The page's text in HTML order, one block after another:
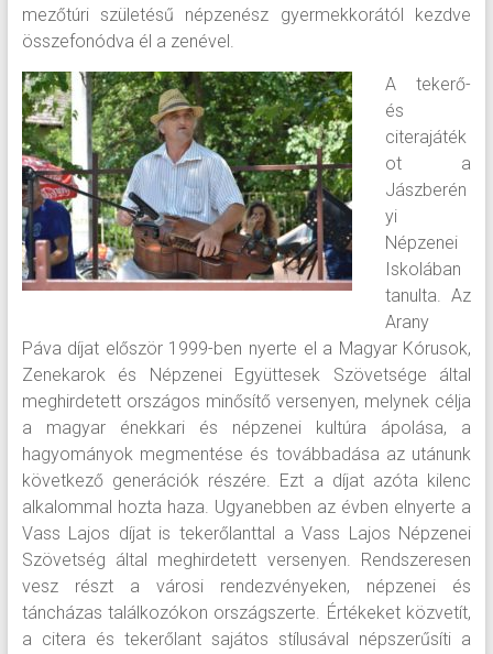
mezőtúri születésű népzenész gyermekkorától kezdve
összefonódva él a zenével.
A tekerő-
és
citerajáték
ot a
Jászberén
yi
Népzenei
Iskolában
tanulta. Az
Arany
Páva díjat először 1999-ben nyerte el a Magyar Kórusok,
Zenekarok és Népzenei Együttesek Szövetsége által
meghirdetett országos minősítő versenyen, melynek célja
a magyar énekkari és népzenei kultúra ápolása, a
hagyományok megmentése és továbbadása az utánunk
következő generációk részére. Ezt a díjat azóta kilenc
alkalommal hozta haza. Ugyanebben az évben elnyerte a
Vass Lajos díjat is tekerőlanttal a Vass Lajos Népzenei
Szövetség által meghirdetett versenyen. Rendszeresen
vesz részt a városi rendezvényeken, népzenei és
táncházas találkozókon országszerte. Értékeket közvetít,
a citera és tekerőlant sajátos stílusával népszerűsíti a